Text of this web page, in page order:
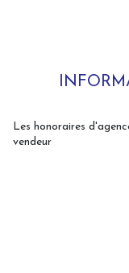
Les honoraires
vendeur